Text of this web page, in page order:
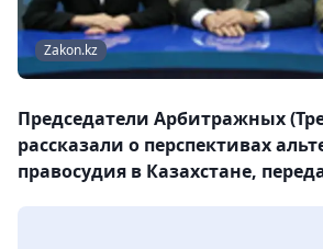
Zakon.kz
Председатели Арбитражных
рассказали о перспективах
правосудия в Казахстане,